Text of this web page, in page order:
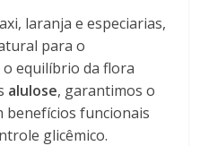
laranja e especiarias,
para o
equilíbrio da flora
alulose, garantimos o
benefícios funcionais
glicêmico.